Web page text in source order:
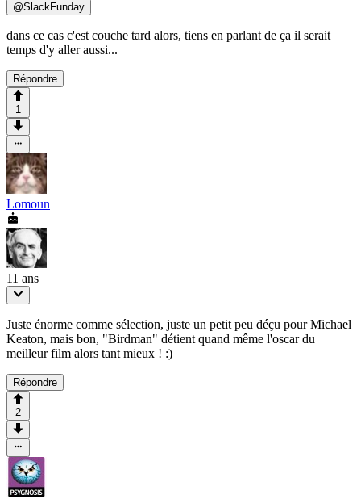
@SlackFunday
dans ce cas c'est couche tard alors, tiens en parlant de ça il serait
temps d'y aller aussi...
Répondre
1
Lomoun
11 ans
Juste énorme comme sélection, juste un petit peu déçu pour Michael
Keaton, mais bon, "Birdman" détient quand même l'oscar du
meilleur film alors tant mieux ! :)
Répondre
2